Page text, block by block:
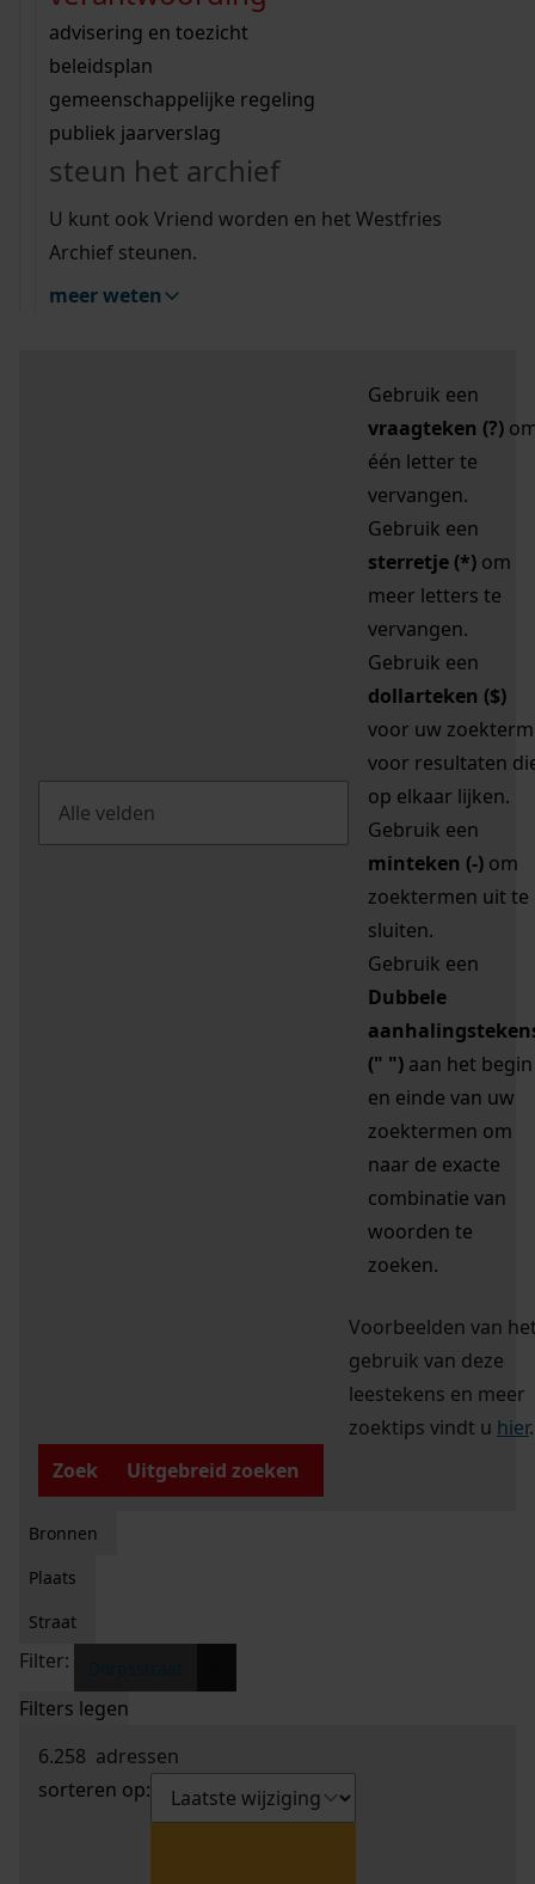
bouwvergunningen
omgevingsvergunningen
vergunningen
beeld en geluid
uitleg nodig?
Wij helpen u op weg met een aantal zoektips.
bekijk alle zoektips
Wij helpen u op weg met een aantal zoektips.
bekijk alle zoektips
bekijk ons geschiedenislokaal
advisering en toezicht
beleidsplan
gemeenschappelijke regeling
publiek jaarverslag
steun het archief
U kunt ook Vriend worden en het Westfries
Archief steunen.
meer weten
zoektips
Mijn Studiezaal (inloggen)
uw zoekopdracht te
Gebruik een
vraagteken (?)
één letter te
vervangen.
Gebruik een
sterretje (*) om
meer letters te
vervangen.
Gebruik een
dollarteken ($)
voor uw zoekterm
voor resultaten
op elkaar lijken.
Gebruik een
minteken (-) om
zoektermen uit te
sluiten.
Gebruik een
Dubbele
(" ") aan het begin
en einde van uw
zoektermen om
naar de exacte
combinatie van
woorden te
zoeken.
Voorbeelden van
gebruik van deze
leestekens en meer
zoektips vindt u hier.
Zoek
Uitgebreid zoeken
Bronnen
Plaats
Straat
Filter:
Filters legen
6.258 adressen
sorteren op: